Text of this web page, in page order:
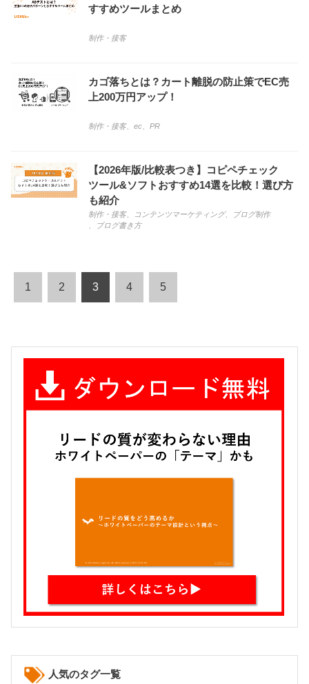
すすめツールまとめ
制作・接客
カゴ落ちとは？カート離脱の防止策でEC売
上200万円アップ！
制作・接客、 ec PR
【2026年版/比較表つき】コピペチェック
ツール&ソフトおすすめ14選を比較！選び方
も紹介
制作・接客、 コンテンツマーケティング、
ブログ制作
ブログ書き方
1 2 3 4 5
人気のタグ一覧